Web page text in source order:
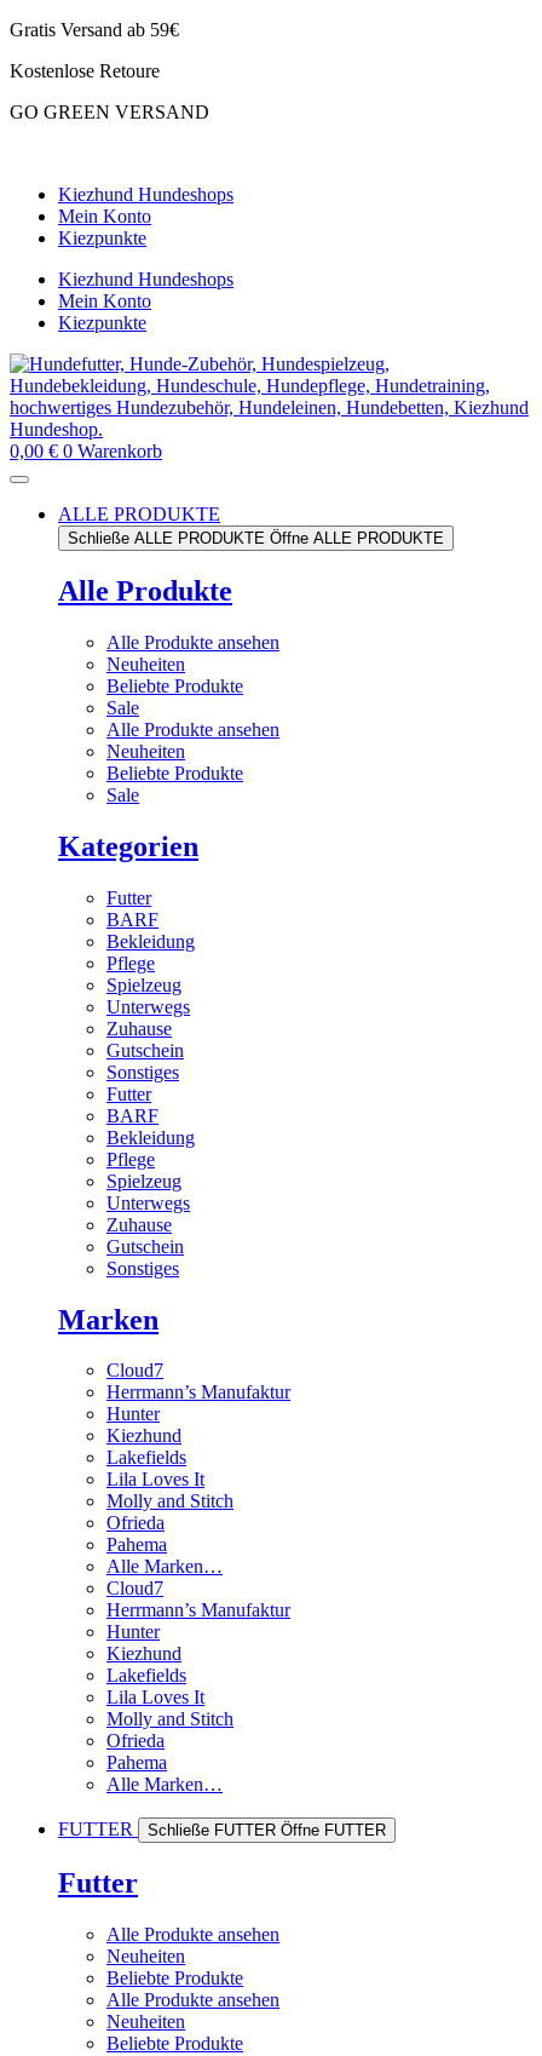
Zum
springen
Gratis Versand ab 59€
Kostenlose Retoure
GO GREEN VERSAND
Kiezhund Hundeshops
Mein Konto
Kiezpunkte
Kiezhund Hundeshops
Mein Konto
Kiezpunkte
0,00 € 0 Warenkorb
ALLE PRODUKTE
Schließe ALLE PRODUKTE Öffne ALLE PRODUKTE
Alle Produkte
Alle Produkte ansehen
Neuheiten
Beliebte Produkte
Sale
Alle Produkte ansehen
Neuheiten
Beliebte Produkte
Sale
Kategorien
Futter
BARF
Bekleidung
Pflege
Spielzeug
Unterwegs
Zuhause
Gutschein
Sonstiges
Futter
BARF
Bekleidung
Pflege
Spielzeug
Unterwegs
Zuhause
Gutschein
Sonstiges
Marken
Cloud7
Herrmann’s Manufaktur
Hunter
Kiezhund
Lakefields
Lila Loves It
Molly and Stitch
Ofrieda
Pahema
Alle Marken…
Cloud7
Herrmann’s Manufaktur
Hunter
Kiezhund
Lakefields
Lila Loves It
Molly and Stitch
Ofrieda
Pahema
Alle Marken…
FUTTER Schließe FUTTER Öffne FUTTER
Futter
Alle Produkte ansehen
Neuheiten
Beliebte Produkte
Alle Produkte ansehen
Neuheiten
Beliebte Produkte